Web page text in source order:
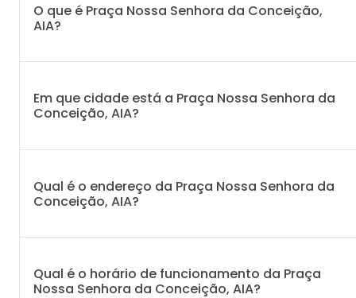
O que é Praça Nossa Senhora da Conceição,
AIA?
Em que cidade está a Praça Nossa Senhora da
Conceição, AIA?
Qual é o endereço da Praça Nossa Senhora da
Conceição, AIA?
Qual é o horário de funcionamento da Praça
Nossa Senhora da Conceição, AIA?